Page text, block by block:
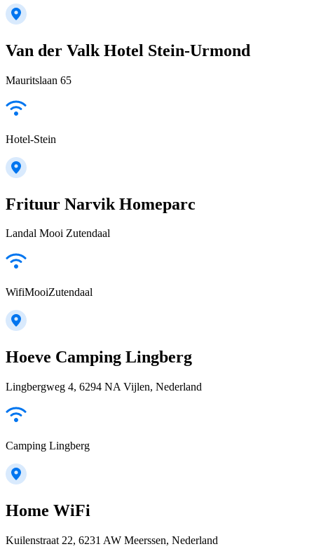
Van der Valk Hotel Stein-Urmond
Mauritslaan 65
Hotel-Stein
Frituur Narvik Homeparc
Landal Mooi Zutendaal
WifiMooiZutendaal
Hoeve Camping Lingberg
Lingbergweg 4, 6294 NA Vijlen, Nederland
Camping Lingberg
Home WiFi
Kuilenstraat 22, 6231 AW Meerssen, Nederland